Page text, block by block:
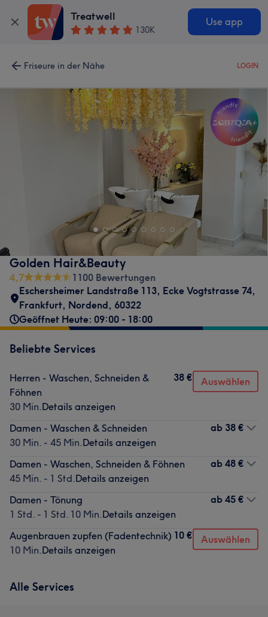
Treatwell
130K
Use app
Friseure in der Nähe LOGIN
Golden Hair&Beauty
4,7
1100 Bewertungen
Eschersheimer Landstraße 113, Ecke Vogtstrasse 74,
Frankfurt, Nordend, 60322
Geöffnet Heute: 09:00 - 18:00
Beliebte Services
Herren - Waschen, Schneiden &
Föhnen
30 Min.Details anzeigen
38 € Auswählen
Damen - Waschen & Schneiden
30 Min. - 45 Min.Details anzeigen
ab 38 €
Damen - Waschen, Schneiden & Föhnen
45 Min. - 1 Std.Details anzeigen
ab 48 €
Damen - Tönung
1 Std. - 1 Std. 10 Min.Details anzeigen
ab 45 €
Augenbrauen zupfen (Fadentechnik)
10 Min.Details anzeigen
10 € Auswählen
Alle Services